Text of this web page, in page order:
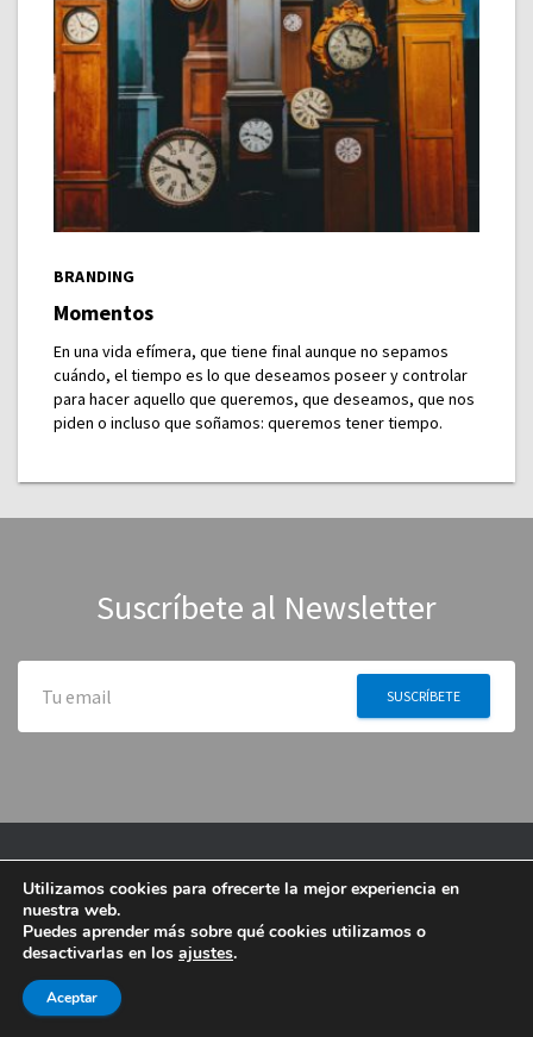
BRANDING
Momentos
En una vida efímera, que tiene final aunque no sepamos
cuándo, el tiempo es lo que deseamos poseer y controlar
para hacer aquello que queremos, que deseamos, que nos
piden o incluso que soñamos: queremos tener tiempo.
Suscríbete al Newsletter
Utilizamos cookies para ofrecerte la mejor experiencia en
nuestra web.
Puedes aprender más sobre qué cookies utilizamos o
desactivarlas en los ajustes.
Aceptar